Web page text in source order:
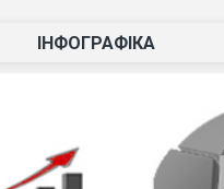
ІНФОГРАФІКА